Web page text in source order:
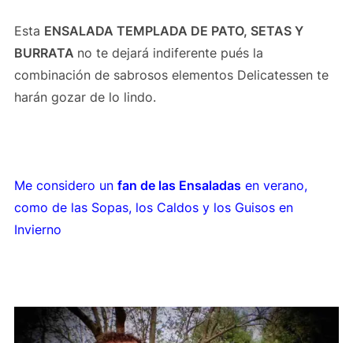
Esta ENSALADA TEMPLADA DE PATO, SETAS Y
BURRATA no te dejará indiferente pués la
combinación de sabrosos elementos Delicatessen te
harán gozar de lo lindo.
Me considero un fan de las Ensaladasen verano,
como de las Sopas, los Caldos y los Guisos en
Invierno